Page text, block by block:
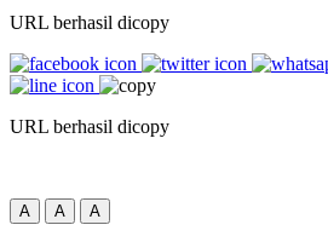
URL berhasil dicopy
URL berhasil dicopy
A A A